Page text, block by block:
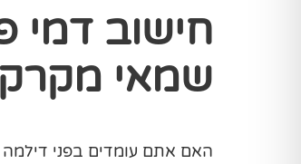
חישוב דמי
שמאי
האם אתם עומדים בפני דילמה